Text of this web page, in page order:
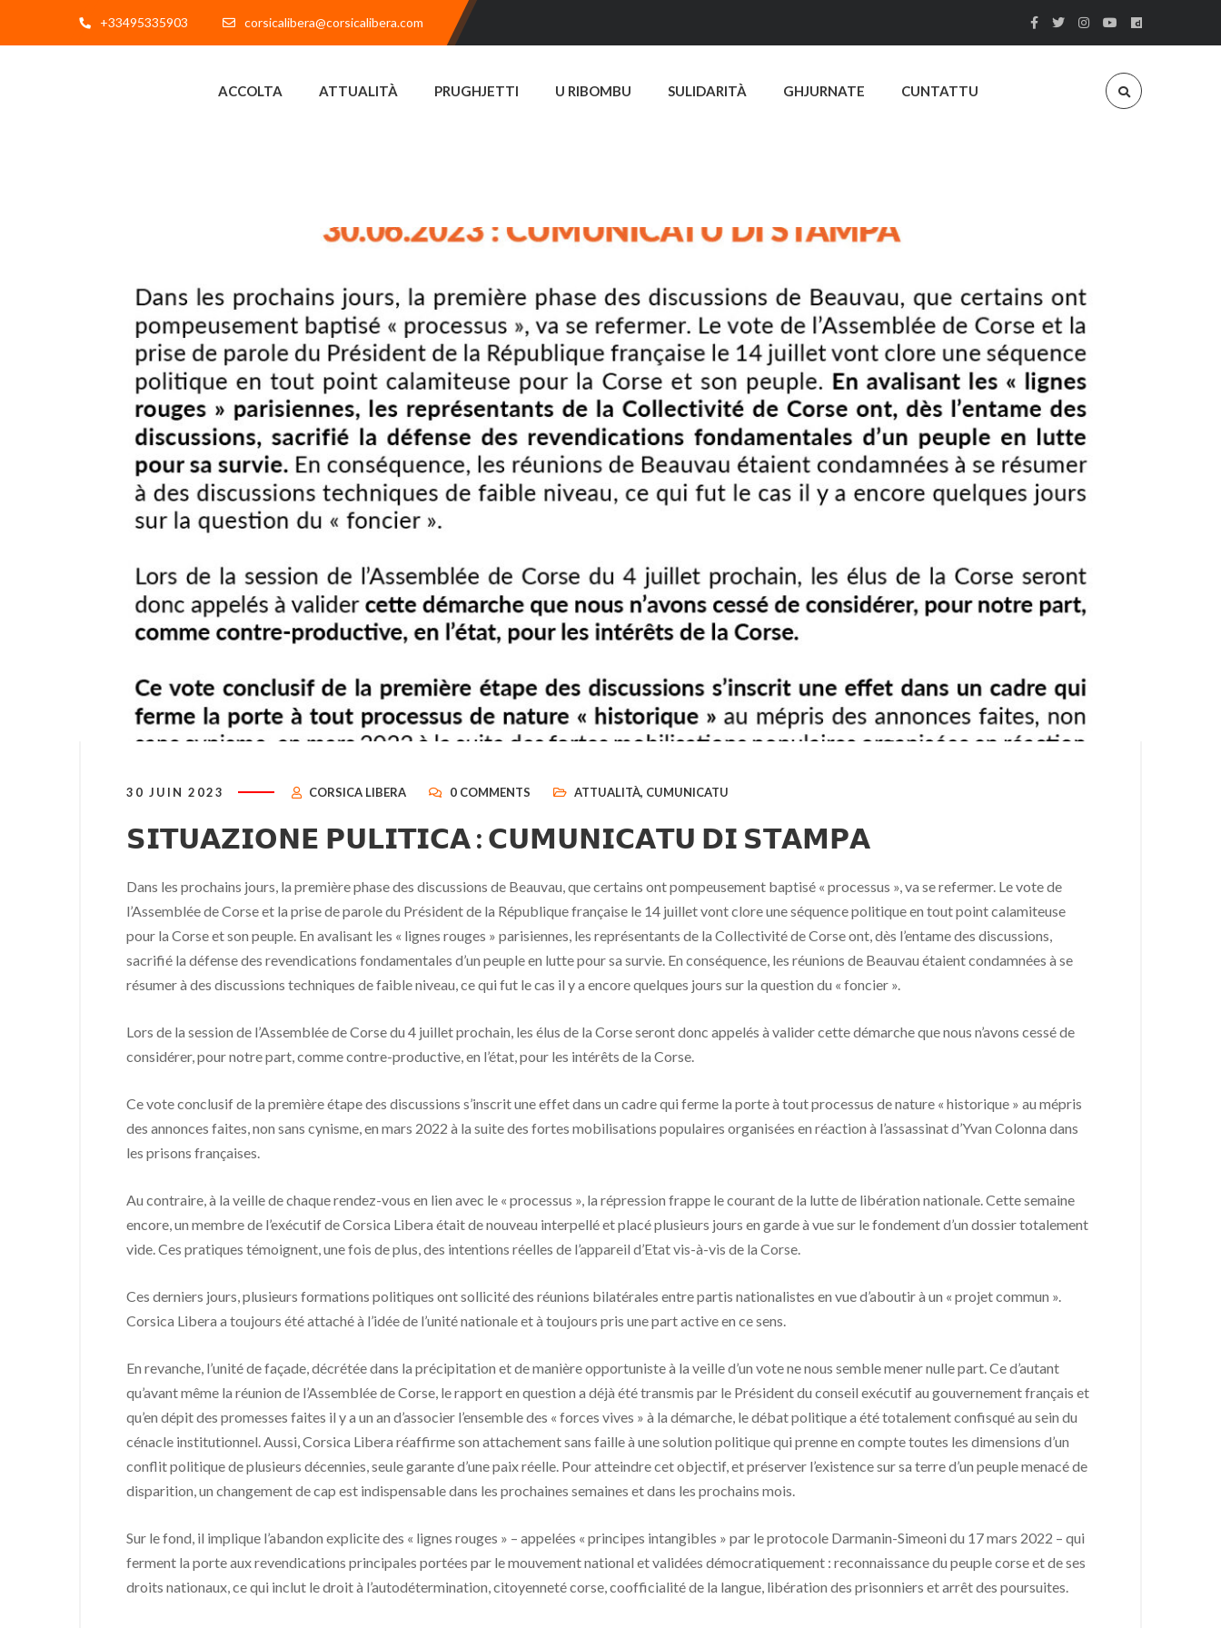
+33495335903 corsicalibera@corsicalibera.com
ACCOLTA ATTUALITÀ PRUGHJETTI U RIBOMBU SULIDARITÀ GHJURNATE CUNTATTU
30 JUIN 2023 CORSICA LIBERA 0 COMMENTS ATTUALITÀ, CUMUNICATU
𝗦𝗜𝗧𝗨𝗔𝗭𝗜𝗢𝗡𝗘 𝗣𝗨𝗟𝗜𝗧𝗜𝗖𝗔 : 𝗖𝗨𝗠𝗨𝗡𝗜𝗖𝗔𝗧𝗨 𝗗𝗜 𝗦𝗧𝗔𝗠𝗣𝗔
Dans les prochains jours, la première phase des discussions de Beauvau, que certains ont pompeusement baptisé « processus », va se refermer. Le vote de
l’Assemblée de Corse et la prise de parole du Président de la République française le 14 juillet vont clore une séquence politique en tout point calamiteuse
pour la Corse et son peuple. En avalisant les « lignes rouges » parisiennes, les représentants de la Collectivité de Corse ont, dès l’entame des discussions,
sacrifié la défense des revendications fondamentales d’un peuple en lutte pour sa survie. En conséquence, les réunions de Beauvau étaient condamnées à se
résumer à des discussions techniques de faible niveau, ce qui fut le cas il y a encore quelques jours sur la question du « foncier ».
Lors de la session de l’Assemblée de Corse du 4 juillet prochain, les élus de la Corse seront donc appelés à valider cette démarche que nous n’avons cessé de
considérer, pour notre part, comme contre-productive, en l’état, pour les intérêts de la Corse.
Ce vote conclusif de la première étape des discussions s’inscrit une effet dans un cadre qui ferme la porte à tout processus de nature « historique » au mépris
des annonces faites, non sans cynisme, en mars 2022 à la suite des fortes mobilisations populaires organisées en réaction à l’assassinat d’Yvan Colonna dans
les prisons françaises.
Au contraire, à la veille de chaque rendez-vous en lien avec le « processus », la répression frappe le courant de la lutte de libération nationale. Cette semaine
encore, un membre de l’exécutif de Corsica Libera était de nouveau interpellé et placé plusieurs jours en garde à vue sur le fondement d’un dossier totalement
vide. Ces pratiques témoignent, une fois de plus, des intentions réelles de l’appareil d’Etat vis-à-vis de la Corse.
Ces derniers jours, plusieurs formations politiques ont sollicité des réunions bilatérales entre partis nationalistes en vue d’aboutir à un « projet commun ».
Corsica Libera a toujours été attaché à l’idée de l’unité nationale et à toujours pris une part active en ce sens.
En revanche, l’unité de façade, décrétée dans la précipitation et de manière opportuniste à la veille d’un vote ne nous semble mener nulle part. Ce d’autant
qu’avant même la réunion de l’Assemblée de Corse, le rapport en question a déjà été transmis par le Président du conseil exécutif au gouvernement français et
qu’en dépit des promesses faites il y a un an d’associer l’ensemble des « forces vives » à la démarche, le débat politique a été totalement confisqué au sein du
cénacle institutionnel. Aussi, Corsica Libera réaffirme son attachement sans faille à une solution politique qui prenne en compte toutes les dimensions d’un
conflit politique de plusieurs décennies, seule garante d’une paix réelle. Pour atteindre cet objectif, et préserver l’existence sur sa terre d’un peuple menacé de
disparition, un changement de cap est indispensable dans les prochaines semaines et dans les prochains mois.
Sur le fond, il implique l’abandon explicite des « lignes rouges » – appelées « principes intangibles » par le protocole Darmanin-Simeoni du 17 mars 2022 – qui
ferment la porte aux revendications principales portées par le mouvement national et validées démocratiquement : reconnaissance du peuple corse et de ses
droits nationaux, ce qui inclut le droit à l’autodétermination, citoyenneté corse, coofficialité de la langue, libération des prisonniers et arrêt des poursuites.